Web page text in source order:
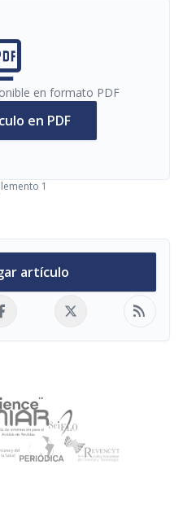
en formato PDF
en PDF
1
artículo
rss_feed